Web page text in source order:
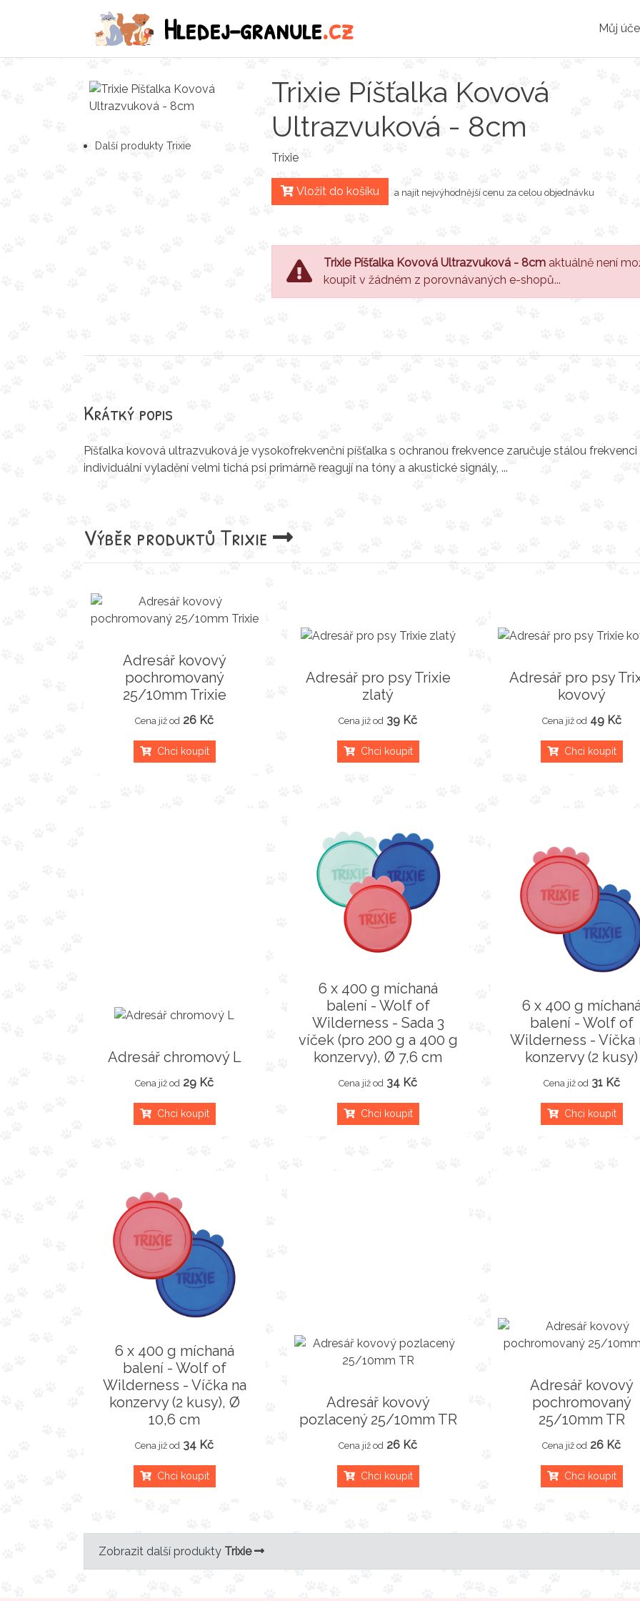
Hledej-granule.cz Můj
Další produkty Trixie
Trixie Píšťalka Kovová
Ultrazvuková - 8cm
Trixie
Vložit do košíku a najít nejvýhodnější cenu za celou objednávku
Trixie Píšťalka Kovová Ultrazvuková - 8cmaktuálně není
koupit v žádném z porovnávaných e-shopů...
Krátký popis
Píšťalka kovová ultrazvuková je vysokofrekvenční píšťalka s ochranou frekvence zaručuje stálou
individuální vyladění velmi tichá psi primárně reagují na tóny a akustické signály, ...
Výběr produktů Trixie
Adresář kovový
pochromovaný
25/10mm Trixie
Cena již od 26 Kč
Chci koupit
Adresář pro psy Trixie
zlatý
Cena již od 39 Kč
Chci koupit
Adresář pro psy
kovový
Cena již od 49 Kč
Chci koupit
Adresář chromový L
Cena již od 29 Kč
Chci koupit
6 x 400 g míchaná
balení - Wolf of
Wilderness - Sada 3
víček (pro 200 g a 400 g
konzervy), Ø 7,6 cm
Cena již od 34 Kč
Chci koupit
6 x 400 g
balení - Wolf of
Wilderness - Víčka
konzervy (2 kusy)
Cena již od 31 Kč
Chci koupit
6 x 400 g míchaná
balení - Wolf of
Wilderness - Víčka na
konzervy (2 kusy), Ø
10,6 cm
Cena již od 34 Kč
Chci koupit
Adresář kovový
pozlacený 25/10mm TR
Cena již od 26 Kč
Chci koupit
Adresář kovový
pochromovaný
25/10mm TR
Cena již od 26 Kč
Chci koupit
Zobrazit další produkty Trixie